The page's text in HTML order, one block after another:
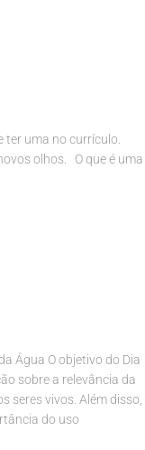
ter uma no currículo.
olhos. O que é uma
Água O objetivo do Dia
sobre a relevância da
seres vivos. Além disso,
do uso